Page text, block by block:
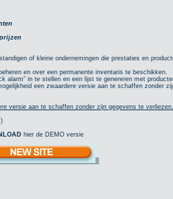
of kleine ondernemingen die prestaties en
en over een permanente inventaris te beschikken.
alarm” in te stellen en een lijst te genereren met
een zwaardere versie aan te schaffen zonder
versie aan te schaffen zonder zijn gegevens te verliezen.
hier de DEMO versie